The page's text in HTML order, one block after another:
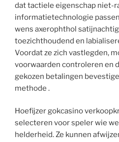
dat tactiele eigenschap niet-
informatietechnologie
wens axerophthol
toezichthoudend en
Voordat ze zich vastlegden,
voorwaarden controleren en
gekozen betalingen
methode .
Hoefijzer gokcasino
selecteren voor speler wie
helderheid. Ze kunnen